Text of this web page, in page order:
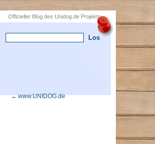
Offizieller Blog des Unidog.de Projekts
→ www.UNIDOG.de